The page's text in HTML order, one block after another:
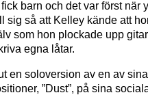
barn och det var först när
sig så att Kelley kände att
som hon plockade upp
egna låtar.
en soloversion av en av
”Dust”, på sina